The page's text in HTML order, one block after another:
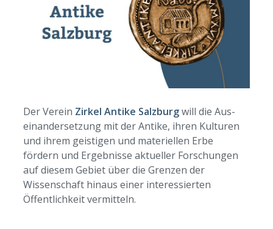
Der Verein Zirkel Antike Salzburgwill die Aus­
einandersetzung mit der Antike, ihren Kulturen
und ihrem geistigen und materiellen Erbe
fördern und Ergebnisse aktueller Forschungen
auf diesem Gebiet über die Grenzen der
Wissenschaft hinaus einer interessierten
Öffentlichkeit vermitteln.